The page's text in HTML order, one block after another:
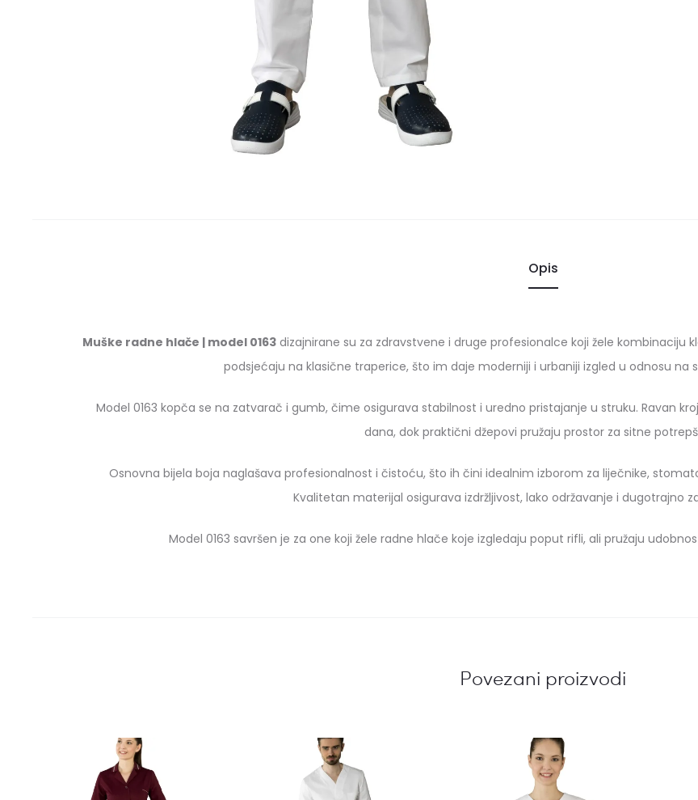
Opis
Muške radne hlače | model 0163 dizajnirane su za zdravstvene i druge profesionalce koji žele kombinaciju
podsjećaju na klasične traperice, što im daje moderniji i urbaniji izgled u odnosu na
Model 0163 kopča se na zatvarač i gumb, čime osigurava stabilnost i uredno pristajanje u struku. Ravan
dana, dok praktični džepovi pružaju prostor za sitne
Osnovna bijela boja naglašava profesionalnost i čistoću, što ih čini idealnim izborom za liječnike,
Kvalitetan materijal osigurava izdržljivost, lako održavanje i dugotrajno
Model 0163 savršen je za one koji žele radne hlače koje izgledaju poput rifli, ali pružaju
Povezani proizvodi